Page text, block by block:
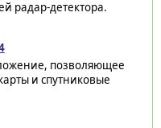
радар-детектора.
позволяющее
и спутниковые